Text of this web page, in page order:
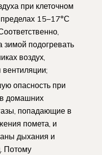
при клеточном
15–17°С
зимой подогревать
воздух,
опасность при
домашних
попадающие в
помета, и
дыхания и
Потому